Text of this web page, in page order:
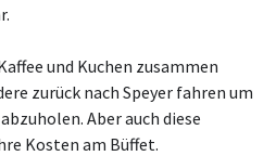
und Kuchen zusammen
zurück nach Speyer fahren um
Aber auch diese
Kosten am Büffet.